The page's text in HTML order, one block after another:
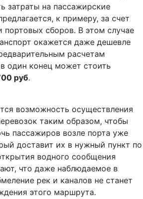
затраты на пассажирские
к примеру, за счет
портовых сборов. В этом случае
окажется даже дешевле
расчетам
один конец может стоить
руб.
возможность осуществления
таким образом, чтобы
пассажиров возле порта уже
доставит их в нужный пункт по
водного сообщения
что даже наблюдаемое в
рек и каналов не станет
этого маршрута.